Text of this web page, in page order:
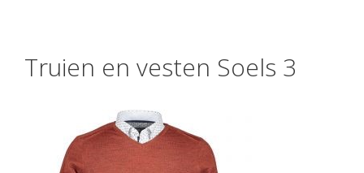
Truien en vesten Soels 3